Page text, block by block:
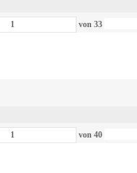
von33
von40